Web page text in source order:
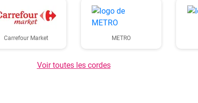
Carrefour Market METRO
Voir toutes les cordes